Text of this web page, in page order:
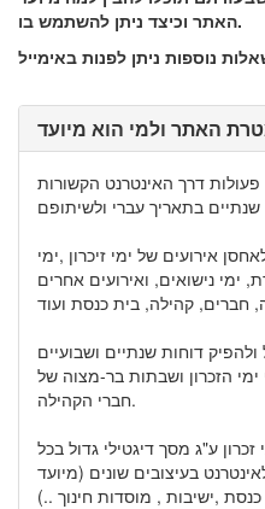
האתר וכיצד ניתן להשתמש בו.
דרך האינטרנט הקשורות
אירועים של ימי זיכרון ,ימי
ימי נישואים, ואירועים אחרים
דוחות שנתיים ושבועיים
ימי הזכרון ושבתות בר-מצוה של
חברי הקהילה.
ע"ג מסך דיגטילי גדול בכל
בעיצובים שונים (מיועד
,ישיבות , מוסדות חינוך ..)